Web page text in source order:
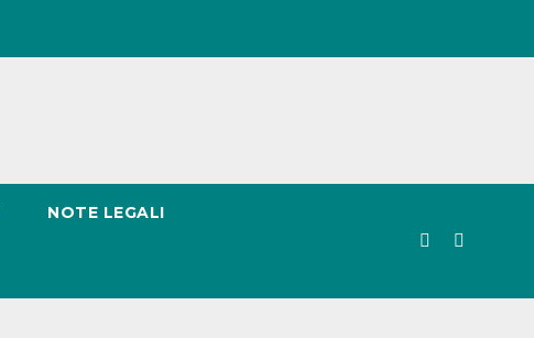
NOTE LEGALI